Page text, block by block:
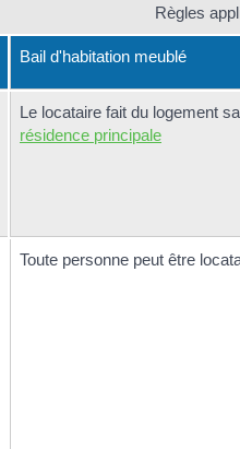
Règles
Bail d'habitation meublé
Le locataire fait du logement sa
résidence principale
Toute personne peut être